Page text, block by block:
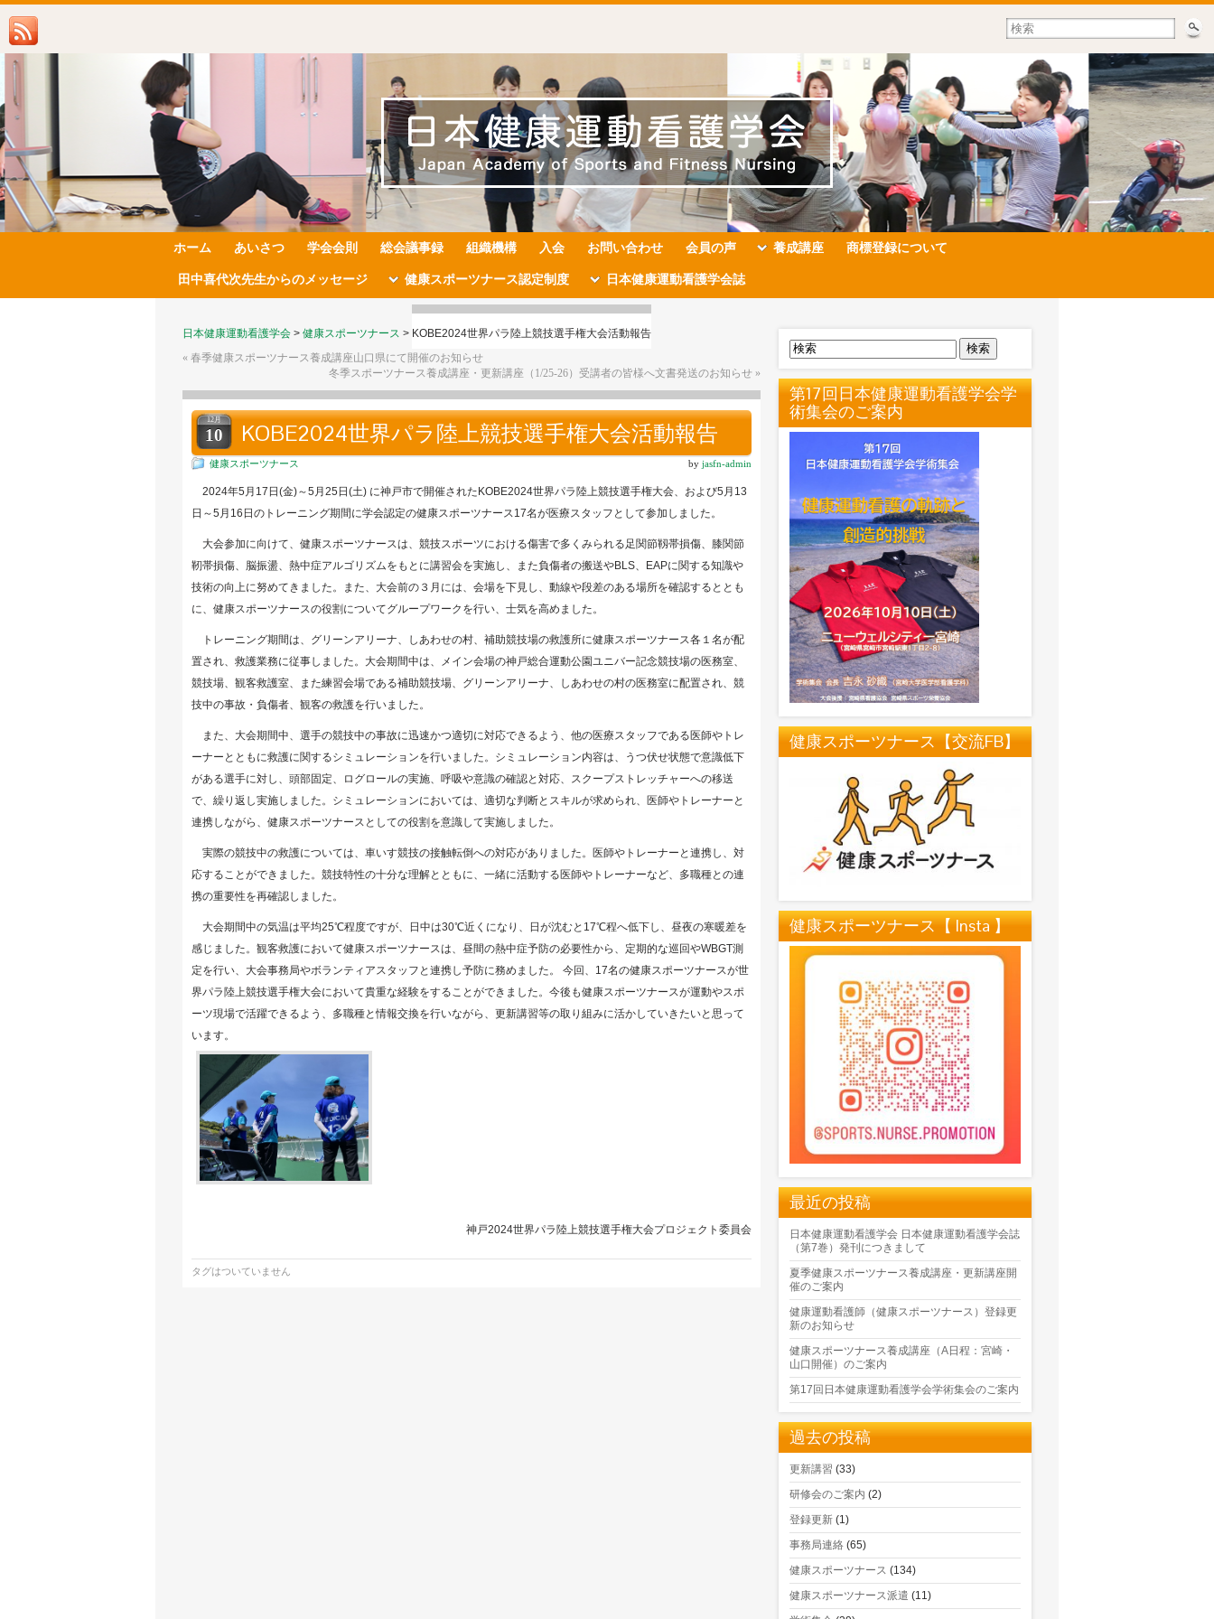
ホーム あいさつ 学会会則 総会議事録 組織機構 入会 お問い合わせ 会員の声 養成講座 商標登録について
田中喜代次先生からのメッセージ 健康スポーツナース認定制度 日本健康運動看護学会誌
日本健康運動看護学会 > 健康スポーツナース > KOBE2024世界パラ陸上競技選手権大会活動報告
« 春季健康スポーツナース養成講座山口県にて開催のお知らせ
冬季スポーツナース養成講座・更新講座（1/25-26）受講者の皆様へ文書発送のお知らせ »
12月
10 KOBE2024世界パラ陸上競技選手権大会活動報告
健康スポーツナース by jasfn-admin
2024年5月17日(金)～5月25日(土) に神戸市で開催されたKOBE2024世界パラ陸上競技選手権大会、および5月13
日～5月16日のトレーニング期間に学会認定の健康スポーツナース17名が医療スタッフとして参加しました。
大会参加に向けて、健康スポーツナースは、競技スポーツにおける傷害で多くみられる足関節靱帯損傷、膝関節
靭帯損傷、脳振盪、熱中症アルゴリズムをもとに講習会を実施し、また負傷者の搬送やBLS、EAPに関する知識や
技術の向上に努めてきました。また、大会前の３月には、会場を下見し、動線や段差のある場所を確認するととも
に、健康スポーツナースの役割についてグループワークを行い、士気を高めました。
トレーニング期間は、グリーンアリーナ、しあわせの村、補助競技場の救護所に健康スポーツナース各１名が配
置され、救護業務に従事しました。大会期間中は、メイン会場の神戸総合運動公園ユニバー記念競技場の医務室、
競技場、観客救護室、また練習会場である補助競技場、グリーンアリーナ、しあわせの村の医務室に配置され、競
技中の事故・負傷者、観客の救護を行いました。
また、大会期間中、選手の競技中の事故に迅速かつ適切に対応できるよう、他の医療スタッフである医師やトレ
ーナーとともに救護に関するシミュレーションを行いました。シミュレーション内容は、うつ伏せ状態で意識低下
がある選手に対し、頭部固定、ログロールの実施、呼吸や意識の確認と対応、スクープストレッチャーへの移送
で、繰り返し実施しました。シミュレーションにおいては、適切な判断とスキルが求められ、医師やトレーナーと
連携しながら、健康スポーツナースとしての役割を意識して実施しました。
実際の競技中の救護については、車いす競技の接触転倒への対応がありました。医師やトレーナーと連携し、対
応することができました。競技特性の十分な理解とともに、一緒に活動する医師やトレーナーなど、多職種との連
携の重要性を再確認しました。
大会期間中の気温は平均25℃程度ですが、日中は30℃近くになり、日が沈むと17℃程へ低下し、昼夜の寒暖差を
感じました。観客救護において健康スポーツナースは、昼間の熱中症予防の必要性から、定期的な巡回やWBGT測
定を行い、大会事務局やボランティアスタッフと連携し予防に務めました。 今回、17名の健康スポーツナースが世
界パラ陸上競技選手権大会において貴重な経験をすることができました。今後も健康スポーツナースが運動やスポ
ーツ現場で活躍できるよう、多職種と情報交換を行いながら、更新講習等の取り組みに活かしていきたいと思って
います。
神戸2024世界パラ陸上競技選手権大会プロジェクト委員会
タグはついていません
検索
第17回日本健康運動看護学会学
術集会のご案内
健康スポーツナース【交流FB】
健康スポーツナース【 Insta 】
最近の投稿
日本健康運動看護学会 日本健康運動看護学会誌
（第7巻）発刊につきまして
夏季健康スポーツナース養成講座・更新講座開
催のご案内
健康運動看護師（健康スポーツナース）登録更
新のお知らせ
健康スポーツナース養成講座（A日程：宮崎・
山口開催）のご案内
第17回日本健康運動看護学会学術集会のご案内
過去の投稿
更新講習 (33)
研修会のご案内 (2)
登録更新 (1)
事務局連絡 (65)
健康スポーツナース (134)
健康スポーツナース派遣 (11)